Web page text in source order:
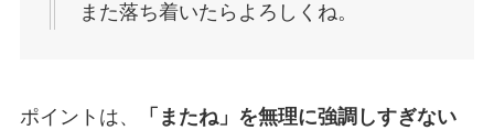
また落ち着いたらよろしくね。
ポイントは、
「またね」を無理に強調しすぎない